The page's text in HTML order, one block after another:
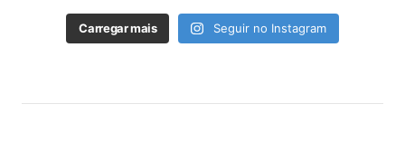
Carregar mais Seguir no Instagram